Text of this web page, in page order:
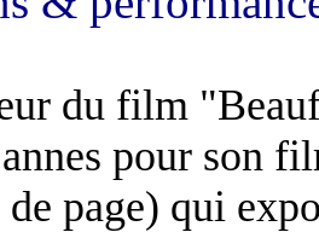
du film
pour son
page) qui